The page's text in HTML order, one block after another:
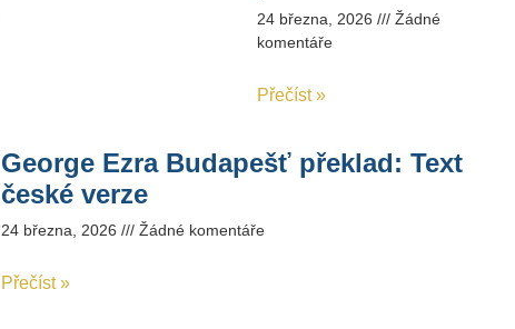
24 března, 2026
Žádné
komentáře
Přečíst »
George Ezra Budapešť překlad: Text
české verze
24 března, 2026 Žádné komentáře
Přečíst »